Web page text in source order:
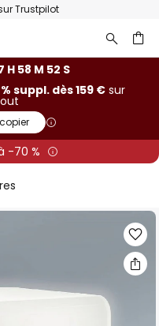
Trustpilot
H 58 M 51 S
suppl. dès 159 €sur
copier
-70 %